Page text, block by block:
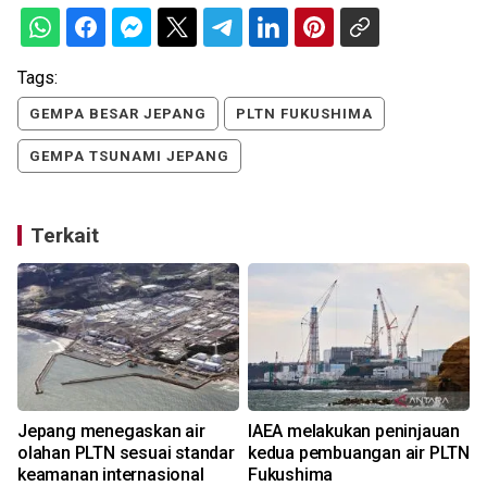
Tags:
GEMPA BESAR JEPANG PLTN FUKUSHIMA
GEMPA TSUNAMI JEPANG
Terkait
Jepang menegaskan air
olahan PLTN sesuai standar
keamanan internasional
IAEA melakukan peninjauan
kedua pembuangan air PLTN
Fukushima